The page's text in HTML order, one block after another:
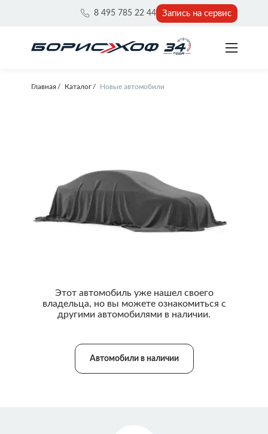
8 495 785 22 44 Запись на сервис
Главная Каталог Новые автомобили
Этот автомобиль уже нашел своего
владельца, но вы можете ознакомиться с
другими автомобилями в наличии.
Автомобили в наличии